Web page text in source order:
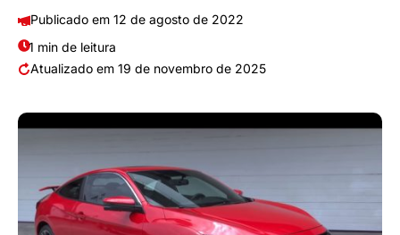
12 de agosto de 2022
1 min de leitura
19 de novembro de 2025